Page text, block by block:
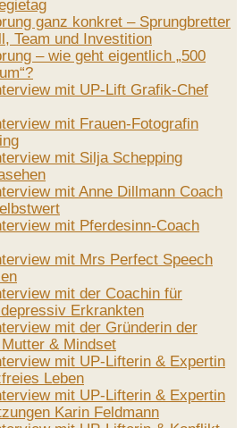
ganz konkret – Sprungbretter
Team und Investition
– wie geht eigentlich „500
mit UP-Lift Grafik-Chef
mit Frauen-Fotografin
mit Silja Schepping
mit Anne Dillmann Coach
mit Pferdesinn-Coach
mit Mrs Perfect Speech
mit der Coachin für
Erkrankten
mit der Gründerin der
& Mindset
mit UP-Lifterin & Expertin
Leben
mit UP-Lifterin & Expertin
Karin Feldmann